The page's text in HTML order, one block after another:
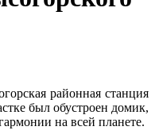
районная станция
был обустроен домик,
на всей планете.